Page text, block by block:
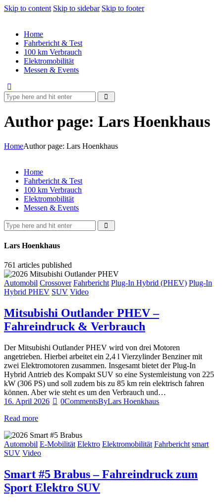
Skip to content Skip to sidebar Skip to footer
Home
Fahrbericht & Test
100 km Verbrauch
Elektromobilität
Messen & Events
Author page: Lars Hoenkhaus
HomeAuthor page: Lars Hoenkhaus
Home
Fahrbericht & Test
100 km Verbrauch
Elektromobilität
Messen & Events
Lars Hoenkhaus
761 articles published
Automobil Crossover Fahrbericht Plug-In Hybrid (PHEV) Plug-In
Hybrid PHEV SUV Video
Mitsubishi Outlander PHEV –
Fahreindruck & Verbrauch
Der Mitsubishi Outlander PHEV wird von drei Motoren
angetrieben. Hierbei arbeitet ein 2,4 l Vierzylinder Benziner mit
zwei Elektromotoren zusammen. Insgesamt bietet der Plug-In
Hybrid Antrieb des Kompakt SUV so eine Systemleistung von 225
kW (306 PS) und soll zudem bis zu 85 km rein elektrisch fahren
können. Aber wie steht es um den Verbrauch und…
16. April 2026
0CommentsByLars Hoenkhaus
Read more
Automobil E-Mobilität Elektro Elektromobilität Fahrbericht smart
SUV Video
Smart #5 Brabus – Fahreindruck zum
Sport Elektro SUV